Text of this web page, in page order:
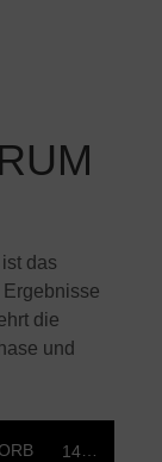
das
Ergebnisse
die
und
145,00 €*